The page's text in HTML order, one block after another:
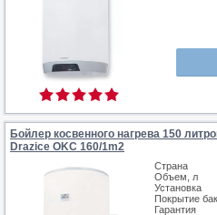
Бойлер косвенного нагрева 150
Drazice OKC 160/1m2
Страна
Объем, л
Установка
Покрытие
Гарантия